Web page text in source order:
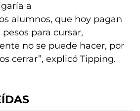
a
alumnos, que hoy pagan
para cursar,
no se puede hacer, por
cerrar”, explicó Tipping.